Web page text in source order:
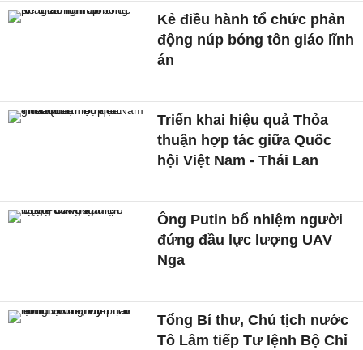
Kẻ điều hành tổ chức phản
động núp bóng tôn giáo lĩnh
án
Triển khai hiệu quả Thỏa
thuận hợp tác giữa Quốc
hội Việt Nam - Thái Lan
Ông Putin bổ nhiệm người
đứng đầu lực lượng UAV
Nga
Tổng Bí thư, Chủ tịch nước
Tô Lâm tiếp Tư lệnh Bộ Chỉ